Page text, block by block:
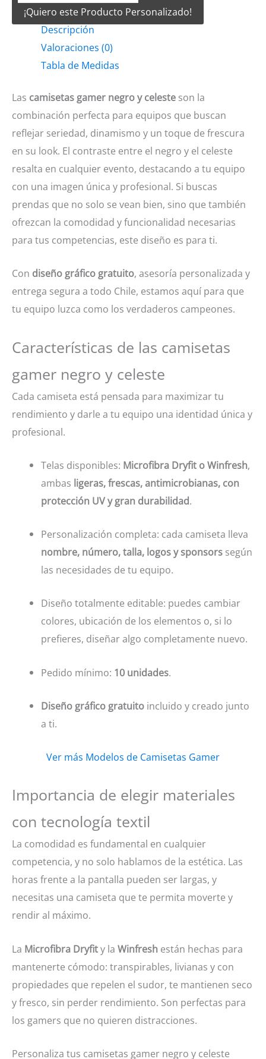
Negro
celeste
cantidad
¡Quiero este Producto Personalizado!
Descripción
Valoraciones (0)
Tabla de Medidas
Las camisetas gamer negro y celeste son la
combinación perfecta para equipos que buscan
reflejar seriedad, dinamismo y un toque de frescura
en su look. El contraste entre el negro y el celeste
resalta en cualquier evento, destacando a tu equipo
con una imagen única y profesional. Si buscas
prendas que no solo se vean bien, sino que también
ofrezcan la comodidad y funcionalidad necesarias
para tus competencias, este diseño es para ti.
Con diseño gráfico gratuito, asesoría personalizada y
entrega segura a todo Chile, estamos aquí para que
tu equipo luzca como los verdaderos campeones.
Características de las camisetas
gamer negro y celeste
Cada camiseta está pensada para maximizar tu
rendimiento y darle a tu equipo una identidad única y
profesional.
Telas disponibles: Microfibra Dryfit o Winfresh,
ambas ligeras, frescas, antimicrobianas, con
protección UV y gran durabilidad.
Personalización completa: cada camiseta lleva
nombre, número, talla, logos y sponsors según
las necesidades de tu equipo.
Diseño totalmente editable: puedes cambiar
colores, ubicación de los elementos o, si lo
prefieres, diseñar algo completamente nuevo.
Pedido mínimo: 10 unidades.
Diseño gráfico gratuito incluido y creado junto
a ti.
Ver más Modelos de Camisetas Gamer
Importancia de elegir materiales
con tecnología textil
La comodidad es fundamental en cualquier
competencia, y no solo hablamos de la estética. Las
horas frente a la pantalla pueden ser largas, y
necesitas una camiseta que te permita moverte y
rendir al máximo.
La Microfibra Dryfity la Winfresh están hechas para
mantenerte cómodo: transpirables, livianas y con
propiedades que repelen el sudor, te mantienen seco
y fresco, sin perder rendimiento. Son perfectas para
los gamers que no quieren distracciones.
Personaliza tus camisetas gamer negro y celeste